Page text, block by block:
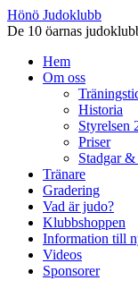
Hönö Judoklubb
De 10 öarnas
Hem
Om oss
Historia
Styrelsen
Priser
Stadgar
Tränare
Gradering
Vad är judo?
Klubbshoppen
Information till
Videos
Sponsorer